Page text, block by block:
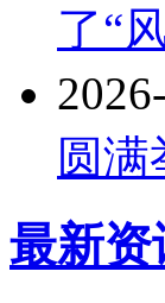
了“
圆
最新资